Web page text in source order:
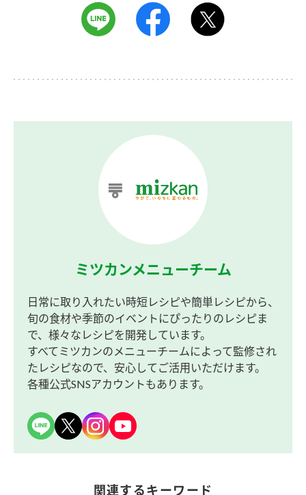
ミツカンメニューチーム
日常に取り入れたい時短レシピや簡単レシピから、
旬の食材や季節のイベントにぴったりのレシピま
で、様々なレシピを開発しています。
すべてミツカンのメニューチームによって監修され
たレシピなので、安心してご活用いただけます。
各種公式SNSアカウントもあります。
関連するキーワード